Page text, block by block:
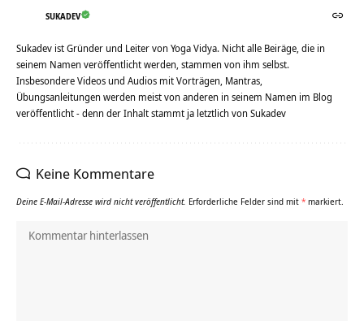
SUKADEV
Sukadev ist Gründer und Leiter von Yoga Vidya. Nicht alle Beiräge, die in
seinem Namen veröffentlicht werden, stammen von ihm selbst.
Insbesondere Videos und Audios mit Vorträgen, Mantras,
Übungsanleitungen werden meist von anderen in seinem Namen im Blog
veröffentlicht - denn der Inhalt stammt ja letztlich von Sukadev
Keine Kommentare
Deine E-Mail-Adresse wird nicht veröffentlicht. Erforderliche Felder sind mit * markiert.